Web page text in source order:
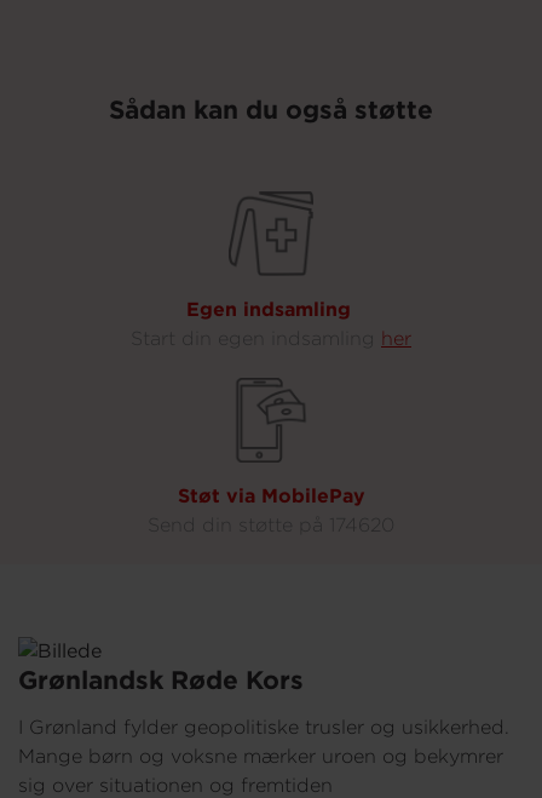
Sådan kan du også støtte
Egen indsamling
Start din egen indsamling her
Støt via MobilePay
Send din støtte på 174620
Grønlandsk Røde Kors
I Grønland fylder geopolitiske trusler og usikkerhed.
Mange børn og voksne mærker uroen og bekymrer
sig over situationen og fremtiden